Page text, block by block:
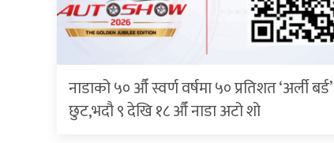
नाडाको ५० औँ स्वर्ण वर्षमा ५० प्रतिशत ‘अर्ली बर्ड’
छुट,भदौ ९ देखि १८ औँ नाडा अटो शो